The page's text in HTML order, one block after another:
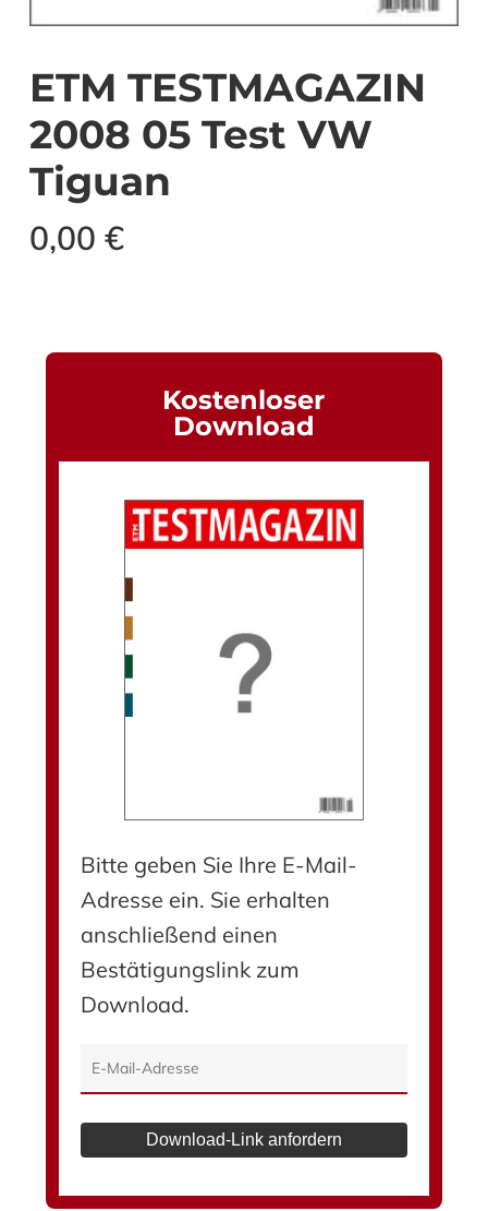
ETM TESTMAGAZIN
2008 05 Test VW
Tiguan
0,00 €
Kostenloser
Download
Bitte geben Sie Ihre E-Mail-
Adresse ein. Sie erhalten
anschließend einen
Bestätigungslink zum
Download.
Download-Link anfordern